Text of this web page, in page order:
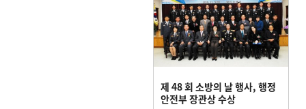
제 48 회 소방의 날 행사, 행정
안전부 장관상 수상